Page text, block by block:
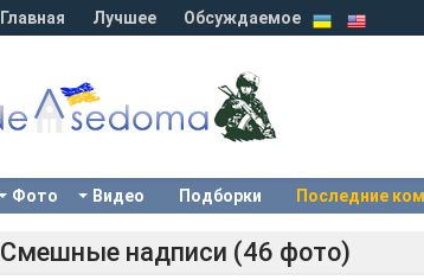
Главная Лучшее Обсуждаемое
Фото Видео Подборки Последние
Смешные надписи (46 фото)